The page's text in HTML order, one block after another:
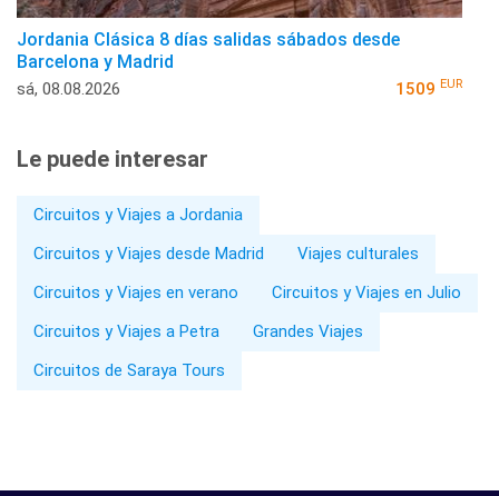
Jordania Clásica 8 días salidas sábados desde
Barcelona y Madrid
sá, 08.08.2026 1509 EUR
Le puede interesar
Circuitos y Viajes a Jordania
Circuitos y Viajes desde Madrid
Viajes culturales
Circuitos y Viajes en verano
Circuitos y Viajes en Julio
Circuitos y Viajes a Petra
Grandes Viajes
Circuitos de Saraya Tours